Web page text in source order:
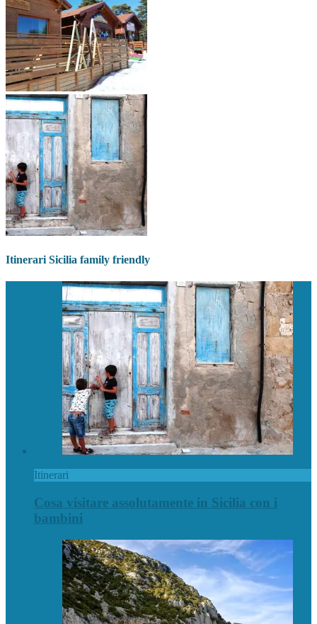
Itinerari Sicilia family friendly
Itinerari
Cosa visitare assolutamente in Sicilia con i
bambini